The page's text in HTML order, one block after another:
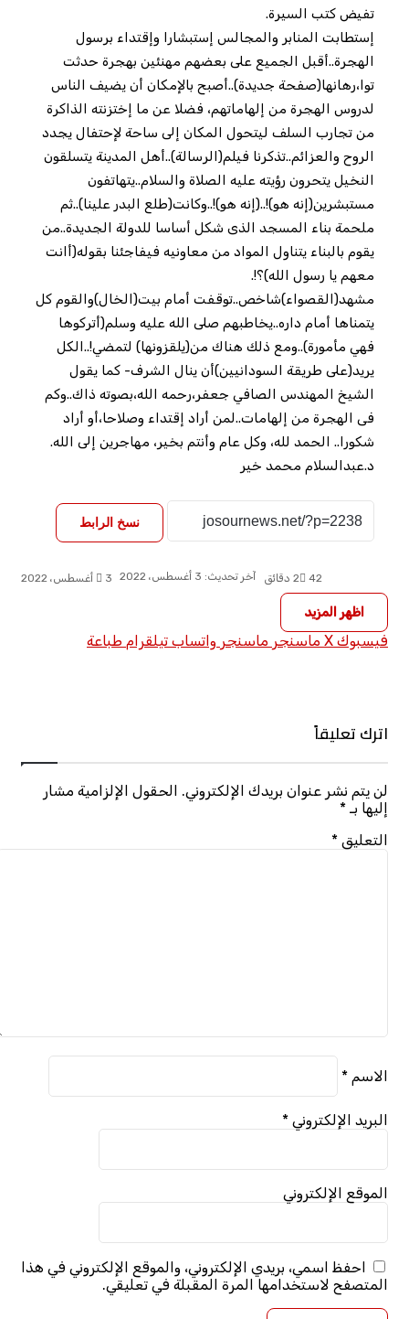
تفيض كتب السيرة.
إستطابت المنابر والمجالس إستبشارا وإقتداء برسول
الهجرة..أقبل الجميع على بعضهم مهنئين بهجرة حدثت
توا،رهانها(صفحة جديدة)..أصبح بالإمكان أن يضيف الناس
لدروس الهجرة من إلهاماتهم، فضلا عن ما إختزنته الذاكرة
من تجارب السلف ليتحول المكان إلى ساحة لإحتفال يجدد
الروح والعزائم..تذكرنا فيلم(الرسالة)..أهل المدينة يتسلقون
النخيل يتحرون رؤيته عليه الصلاة والسلام..يتهاتفون
مستبشرين(إنه هو)!..(إنه هو)!..وكانت(طلع البدر علينا)..ثم
ملحمة بناء المسجد الذى شكل أساسا للدولة الجديدة..من
يقوم بالبناء يتناول المواد من معاونيه فيفاجئنا بقوله(أانت
معهم يا رسول الله)؟!.
مشهد(القصواء)شاخص..توقفت أمام بيت(الخال)والقوم كل
يتمناها أمام داره..يخاطبهم صلى الله عليه وسلم(أتركوها
فهي مأمورة)..ومع ذلك هناك من(يلقزونها) لتمضي!..الكل
يريد(على طريقة السودانيين)أن ينال الشرف- كما يقول
الشيخ المهندس الصافي جعفر،رحمه الله،بصوته ذاك..وكم
فى الهجرة من إلهامات..لمن أراد إقتداء وصلاحا،أو أراد
شكورا.. الحمد لله، وكل عام وأنتم بخير، مهاجرين إلى الله.
د.عبدالسلام محمد خير
نسخ الرابط
3 أغسطس، 2022 آخر تحديث: 3 أغسطس، 2022 42 2 دقائق
اظهر المزيد
فيسبوك X ماسنجر ماسنجر واتساب تيلقرام طباعة
اترك تعليقاً
لن يتم نشر عنوان بريدك الإلكتروني. الحقول الإلزامية مشار
إليها بـ *
التعليق *
الاسم *
البريد الإلكتروني *
الموقع الإلكتروني
احفظ اسمي، بريدي الإلكتروني، والموقع الإلكتروني في هذا
المتصفح لاستخدامها المرة المقبلة في تعليقي.